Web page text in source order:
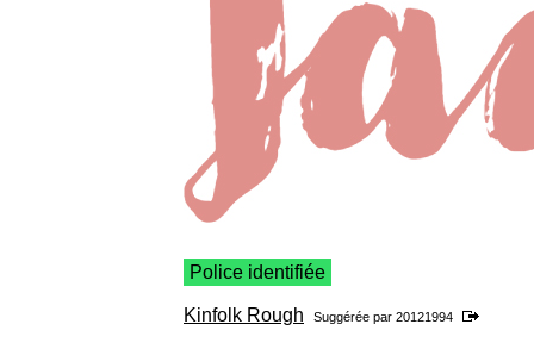
Police identifiée
Kinfolk Rough Suggérée par 20121994